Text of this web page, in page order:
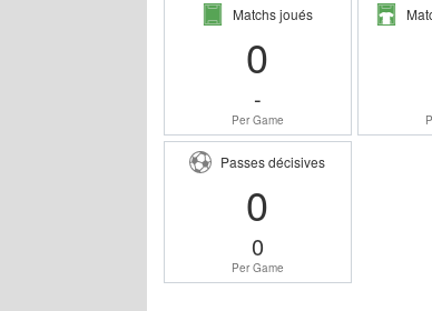
Matchs joués
0
-
Per Game
Passes décisives
0
0
Per Game